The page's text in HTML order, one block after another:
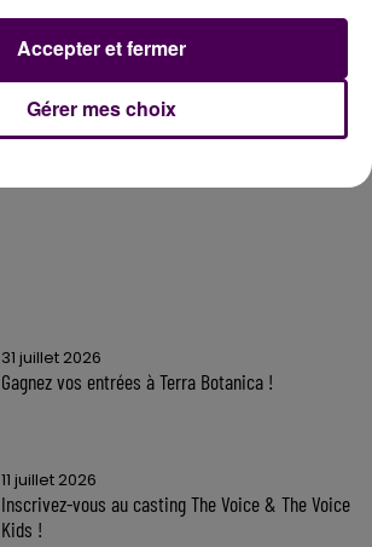
31 juillet 2026
Gagnez vos entrées à Terra Botanica !
11 juillet 2026
Inscrivez-vous au casting The Voice & The Voice
Kids !
Gérer mes choix
Accepter et fermer